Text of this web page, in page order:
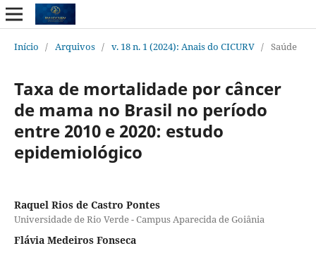
Início / Arquivos / v. 18 n. 1 (2024): Anais do CICURV / Saúde
Taxa de mortalidade por câncer
de mama no Brasil no período
entre 2010 e 2020: estudo
epidemiológico
Raquel Rios de Castro Pontes
Universidade de Rio Verde - Campus Aparecida de Goiânia
Flávia Medeiros Fonseca